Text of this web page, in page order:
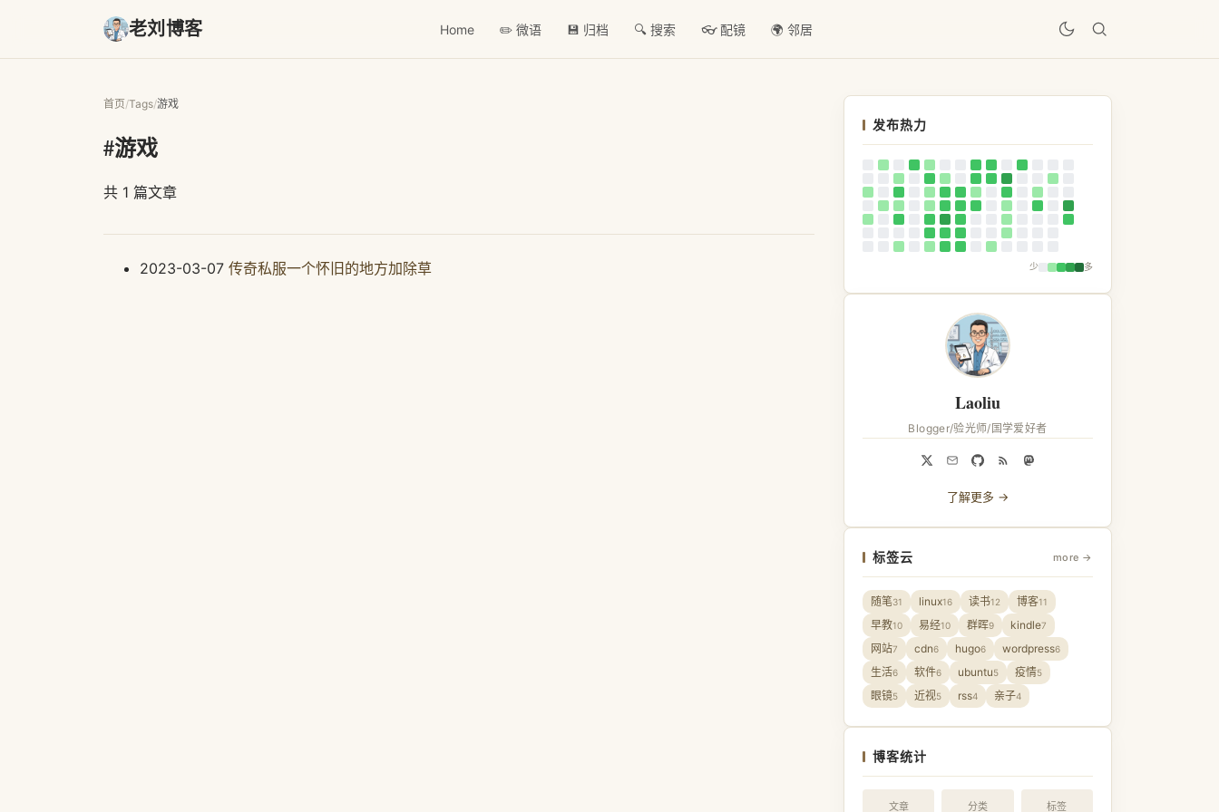
老刘博客 Home ✏️ 微语 💾 归档 🔍 搜索 👓 配镜 🌍 邻居
首页/Tags/游戏
#游戏
共 1 篇文章
2023-03-07 传奇私服一个怀旧的地方加除草
发布热力
少 多
Laoliu
Blogger/验光师/国学爱好者
了解更多 →
标签云 more →
随笔31 linux16 读书12 博客11
早教10 易经10 群晖9 kindle7
网站7 cdn6 hugo6 wordpress6
生活6 软件6 ubuntu5 疫情5
眼镜5 近视5 rss4 亲子4
博客统计
文章 分类 标签